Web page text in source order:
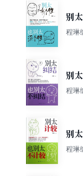
别
程琳
别
程琳
别
程琳